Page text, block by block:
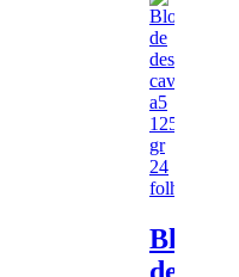
Bloco
de